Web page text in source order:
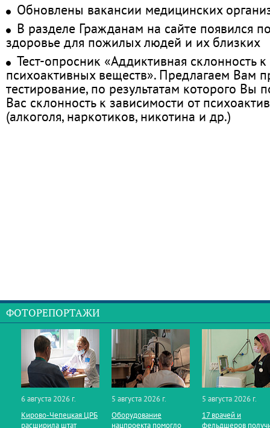
Обновлены вакансии медицинских
В разделе Гражданам на сайте появился
здоровье для пожилых людей и их близких
Тест-опросник «Аддиктивная склонность
психоактивных веществ». Предлагаем Вам
тестирование, по результатам которого Вы
Вас склонность к зависимости от
(алкоголя, наркотиков, никотина и др.)
ФОТОРЕПОРТАЖИ
6 августа 2026 г.
Кирово‑Чепецкая ЦРБ
расширила штат
5 августа 2026 г.
Оборудование
нацпроекта помогло
5 августа 2026 г.
17 врачей и
фельдшеров